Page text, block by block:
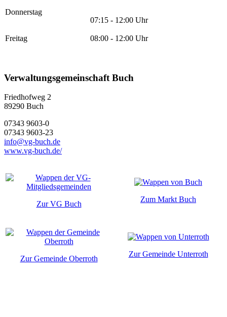
Donnerstag
07:15 - 12:00 Uhr
Freitag 08:00 - 12:00 Uhr
Verwaltungsgemeinschaft Buch
Friedhofweg 2
89290 Buch
07343 9603-0
07343 9603-23
info@vg-buch.de
www.vg-buch.de/
Zur VG Buch
Zum Markt Buch
Zur Gemeinde Oberroth
Zur Gemeinde Unterroth